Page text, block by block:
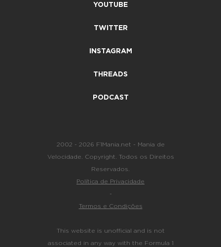
YOUTUBE
TWITTER
INSTAGRAM
THREADS
PODCAST
2002 - 2026 F1Mania.net - Mania de
Velocidade. Copyright. Todos os Direitos
Reservados.
Política de Privacidade
-
Termos e Condições
This website is unofficial and is not
associated in any way with the Formula 1